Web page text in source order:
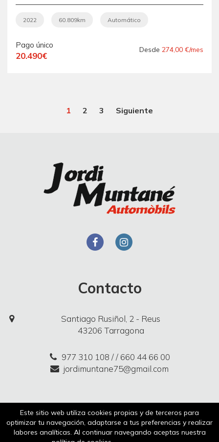
ADVANCE .-"
AUTOMÁTICO ".-"
COBERTURA EUROPEA ".-
" EQUIPADO ".-"
2022 60.809km Automático
Pago único
20.490€
Desde 274,00 €/mes
1 2 3 Siguiente
Contacto
Santiago Rusiñol, 2 - Reus
43206 Tarragona
977 310 108 / / 660 44 66 00
jordimuntane75@gmail.com
Aviso legal
Política de cookies
Política de privacidad
Comparador
Este sitio web utiliza cookies propias y de terceros para
optimizar tu navegación, adaptarse a tus preferencias y realizar
labores analíticas. Al continuar navegando aceptas nuestra